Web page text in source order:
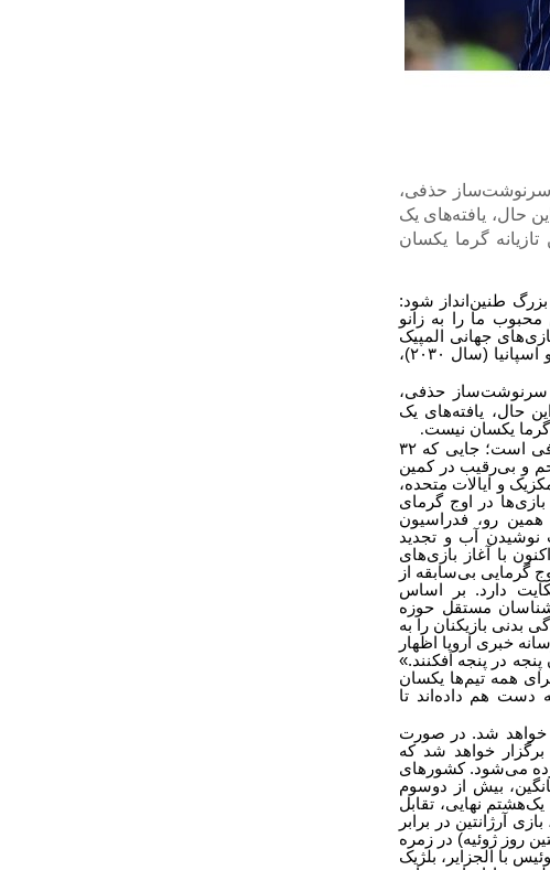
جهانی فوتبال در سال ۲۰۲۶ به مراحل سرنوشت‌ساز حذفی،
حال، یافته‌های یک
گرما یکسان
طنین‌انداز شود:
ما را به زانو
جهانی المپیک
(سال ۲۰۳۰) ،
سرنوشت‌ساز حذفی،
حال، یافته‌های یک
گرما یکسان نیست.
است؛ جایی که ۳۲
و بی‌رقیب در کمین
و ایالات متحده،
در اوج گرمای
همین رو، فدراسیون
نوشیدن آب و تجدید
با آغاز بازی‌های
گرمایی بی‌سابقه از
دارد. بر اساس
مستقل حوزه
بازیکنان را به
خبری اروپا اظهار
در پنجه افکنند.»
همه تیم‌ها یکسان
دست هم داده‌اند تا
خواهد شد. در صورت
برگزار خواهد شد که
زده می‌شود. کشورهای
بیش از دوسوم
نهایی، تقابل
آرژانتین در برابر
روز ژوئیه) در زمره
با الجزایر، بلژیک